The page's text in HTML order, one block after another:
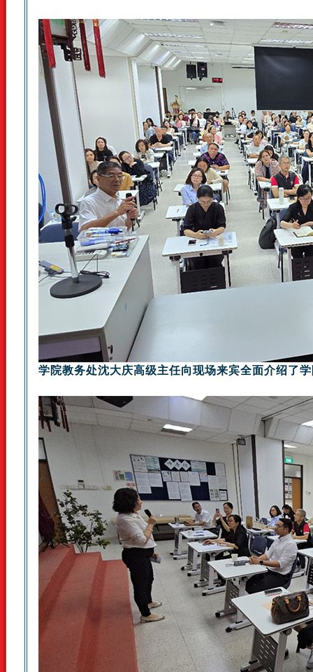
学院教务处沈大庆高级主任向现场来宾全面介绍了